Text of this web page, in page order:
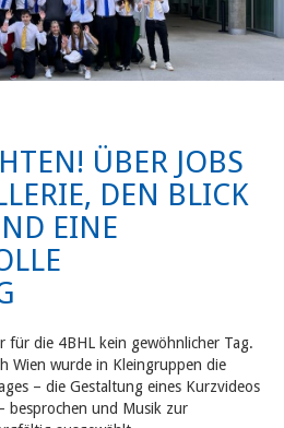
ÜBER JOBS
DEN BLICK
EINE
für die 4BHL kein gewöhnlicher Tag.
Wien wurde in Kleingruppen die
– die Gestaltung eines Kurzvideos
besprochen und Musik zur